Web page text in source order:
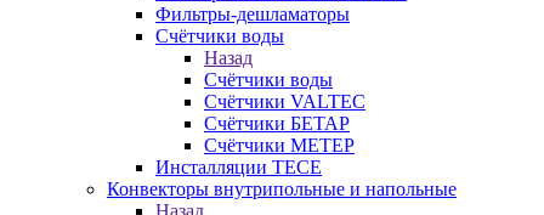
Фильтры-дешламаторы
Счётчики воды
Назад
Счётчики воды
Счётчики VALTEC
Счётчики БЕТАР
Счётчики МЕТЕР
Инсталляции TECE
Конвекторы внутрипольные и напольные
Назад